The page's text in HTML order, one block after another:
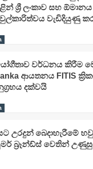
ශ්‍රී ලංකාව සහ ඕමානය
වැඩිදියුණු
වර්ධනය කිරීම
ආයතනය FITIS
දක්වයි
උරදුන් බෙදාහැරීමේ
බ්‍රෑන්ඩ්ස් වෙතින්